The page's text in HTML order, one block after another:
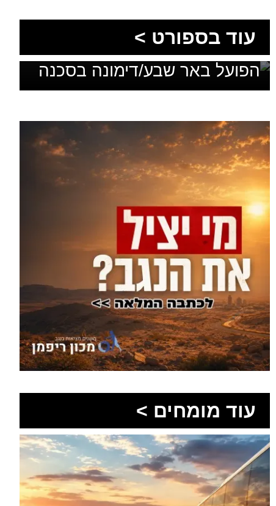
עוד בספורט >
בלי מאמן, בלי סגל ועם דדליין:
הפועל באר שבע/דימונה בסכנה
עוד מומחים >